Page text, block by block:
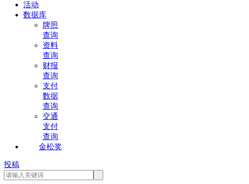
活动
数据库
牌照
查询
资料
查询
财报
查询
支付
数据
查询
交通
支付
查询
金松奖
投稿